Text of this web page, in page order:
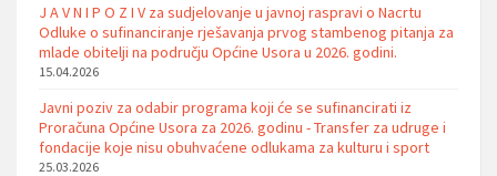
J A V N I P O Z I V za sudjelovanje u javnoj raspravi o Nacrtu
Odluke o sufinanciranje rješavanja prvog stambenog pitanja za
mlade obitelji na području Općine Usora u 2026. godini.
15.04.2026
Javni poziv za odabir programa koji će se sufinancirati iz
Proračuna Općine Usora za 2026. godinu - Transfer za udruge i
fondacije koje nisu obuhvaćene odlukama za kulturu i sport
25.03.2026